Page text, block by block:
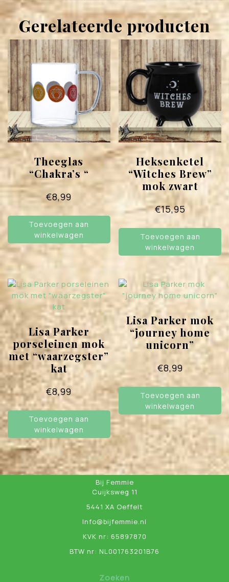
Gerelateerde producten
Theeglas
“Chakra’s “
€8,99
Toevoegen aan
winkelwagen
Heksenketel
“Witches Brew”
mok zwart
€15,95
Toevoegen aan
winkelwagen
Lisa Parker
porseleinen mok
met “waarzegster”
kat
€8,99
Toevoegen aan
winkelwagen
Lisa Parker mok
“journey home
unicorn”
€8,99
Toevoegen aan
winkelwagen
Bij Femmie
Cuijksweg 11
5441 XA Oeffelt
Info@bijfemmie.nl
KVK nr: 65897870
BTW nr: NL001763201B76
Zoeken